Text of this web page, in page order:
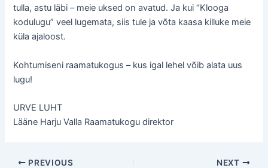
tulla, astu läbi – meie uksed on avatud. Ja kui “Klooga
kodulugu” veel lugemata, siis tule ja võta kaasa killuke meie
küla ajaloost.
Kohtumiseni raamatukogus – kus igal lehel võib alata uus
lugu!
URVE LUHT
Lääne Harju Valla Raamatukogu direktor
Post
PREVIOUS NEXT